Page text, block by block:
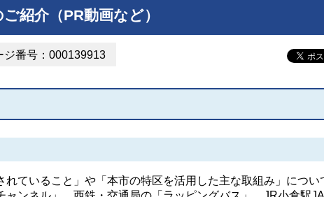
紹介（PR動画など）
ジ番号：000139913
ていること」や「本市の特区を活用した主な取組み」につい